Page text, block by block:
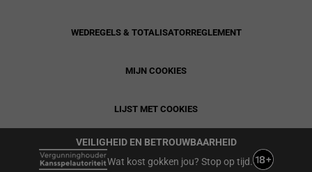
WEDREGELS & TOTALISATORREGLEMENT
MIJN COOKIES
LIJST MET COOKIES
VEILIGHEID EN BETROUWBAARHEID
Wat kost gokken jou? Stop op tijd.